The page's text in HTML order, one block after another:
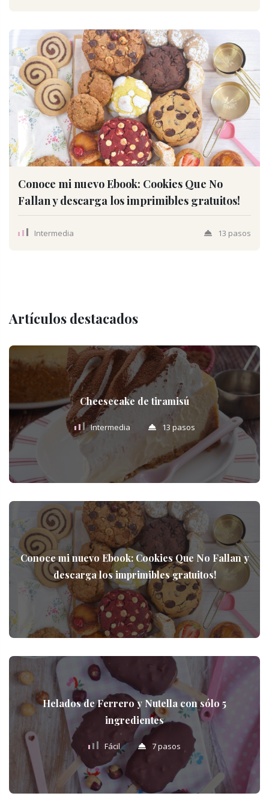
Conoce mi nuevo Ebook: Cookies Que No
Fallan y descarga los imprimibles gratuitos!
Intermedia 13 pasos
Artículos destacados
Cheesecake de tiramisú
Intermedia 13 pasos
Conoce mi nuevo Ebook: Cookies Que No Fallan y
descarga los imprimibles gratuitos!
Helados de Ferrero y Nutella con sólo 5
ingredientes
Fácil 7 pasos